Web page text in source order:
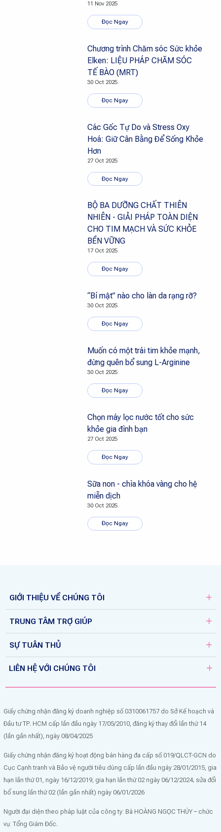
11 Nov 2025
Đọc Ngay
Chương trình Chăm sóc Sức khỏe
Elken: LIỆU PHÁP CHĂM SÓC
TẾ BÀO (MRT)
30 Oct 2025
Đọc Ngay
Các Gốc Tự Do và Stress Oxy
Hoá: Giữ Cân Bằng Để Sống Khỏe
Hơn
27 Oct 2025
Đọc Ngay
BỘ BA DƯỠNG CHẤT THIÊN
NHIÊN - GIẢI PHÁP TOÀN DIỆN
CHO TIM MẠCH VÀ SỨC KHỎE
BỀN VỮNG
17 Oct 2025
Đọc Ngay
“Bí mật” nào cho làn da rạng rỡ?
30 Oct 2025
Đọc Ngay
Muốn có một trái tim khỏe mạnh,
đừng quên bổ sung L-Arginine
30 Oct 2025
Đọc Ngay
Chọn máy lọc nước tốt cho sức
khỏe gia đình bạn
27 Oct 2025
Đọc Ngay
Sữa non - chìa khóa vàng cho hệ
miễn dịch
30 Oct 2025
Đọc Ngay
GIỚI THIỆU VỀ CHÚNG TÔI
TRUNG TÂM TRỢ GIÚP
SỰ TUÂN THỦ
LIÊN HỆ VỚI CHÚNG TÔI
Giấy chứng nhận đăng ký doanh nghiệp số 0310061757 do Sở Kế hoạch và
Đầu tư TP. HCM cấp lần đầu ngày 17/05/2010, đăng ký thay đổi lần thứ 14
(lần gần nhất), ngày 08/04/2025
Giấy chứng nhận đăng ký hoạt động bán hàng đa cấp số 019/QLCT-GCN do
Cục Cạnh tranh và Bảo vệ người tiêu dùng cấp lần đầu ngày 28/01/2015, gia
hạn lần thứ 01, ngày 16/12/2019, gia hạn lần thứ 02 ngày 06/12/2024; sửa đổi
bổ sung lần thứ 02 (lần gần nhất) ngày 06/01/2026
Người đại diện theo pháp luật của công ty: Bà HOÀNG NGỌC THÚY – chức
vụ: Tổng Giám Đốc.